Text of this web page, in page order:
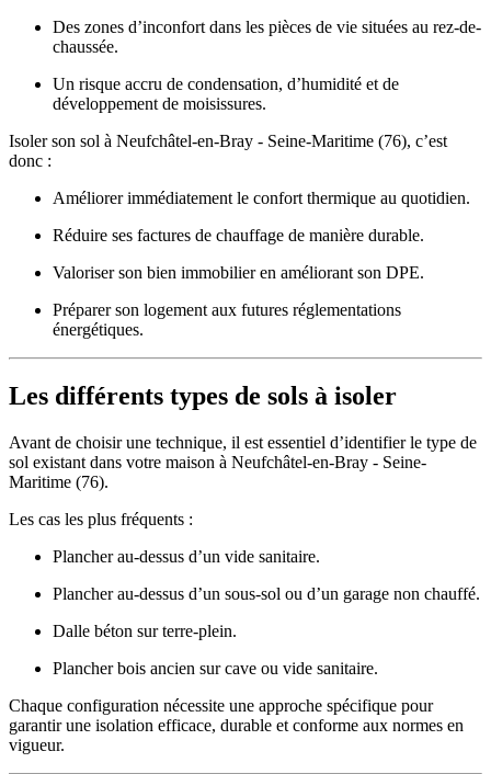
Des zones d’inconfort dans les pièces de vie situées au rez-de-
chaussée.
Un risque accru de condensation, d’humidité et de
développement de moisissures.
Isoler son sol à Neufchâtel-en-Bray - Seine-Maritime (76), c’est
donc :
Améliorer immédiatement le confort thermique au quotidien.
Réduire ses factures de chauffage de manière durable.
Valoriser son bien immobilier en améliorant son DPE.
Préparer son logement aux futures réglementations
énergétiques.
Les différents types de sols à isoler
Avant de choisir une technique, il est essentiel d’identifier le type de
sol existant dans votre maison à Neufchâtel-en-Bray - Seine-
Maritime (76).
Les cas les plus fréquents :
Plancher au-dessus d’un vide sanitaire.
Plancher au-dessus d’un sous-sol ou d’un garage non chauffé.
Dalle béton sur terre-plein.
Plancher bois ancien sur cave ou vide sanitaire.
Chaque configuration nécessite une approche spécifique pour
garantir une isolation efficace, durable et conforme aux normes en
vigueur.